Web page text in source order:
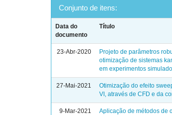
Conjunto de itens:
Data do
documento
Título
23-Abr-2020
Projeto de parâmetros
otimização de sistemas
em experimentos
27-Mai-2021
Otimização do efeito
VI, através de CFD e da
9-Mar-2021
Aplicação de métodos de